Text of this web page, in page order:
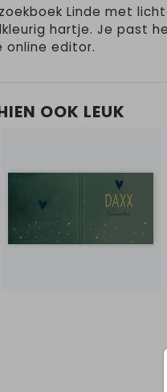
Linde met
hartje. Je past
online editor.
OOK LEUK